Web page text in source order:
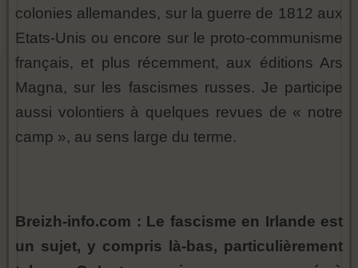
colonies allemandes, sur la guerre de 1812 aux
Etats-Unis ou encore sur le proto-communisme
français, et plus récemment, aux éditions Ars
Magna, sur les fascismes russes. Je participe
aussi volontiers à quelques revues de « notre
camp », au sens large du terme.
Breizh-info.com : Le fascisme en Irlande est
un sujet, y compris là-bas, particulièrement